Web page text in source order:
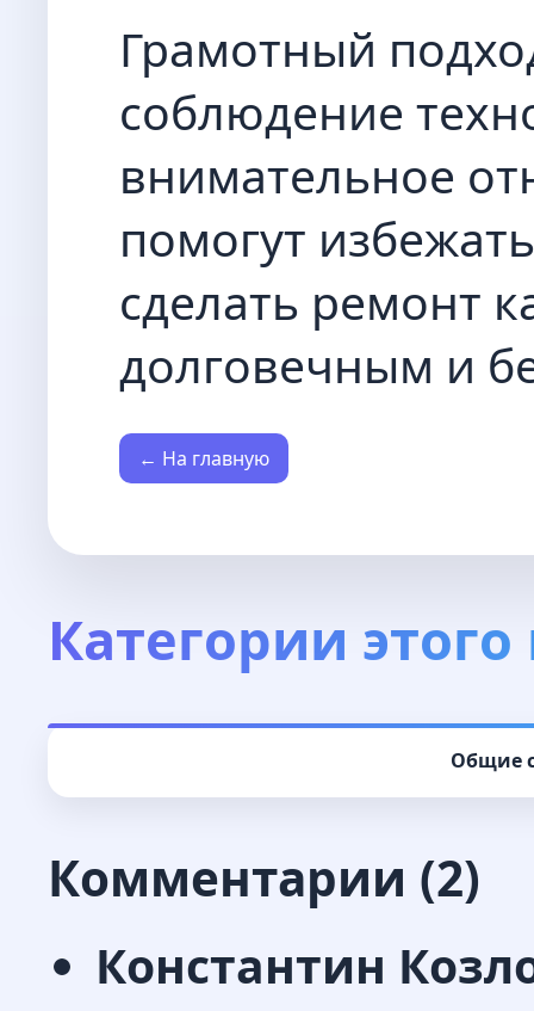
Грамотный
соблюдение
внимательное
помогут
сделать ремонт
долговечным и
← На главную
Категории этого
Общие
Комментарии (2)
Константин